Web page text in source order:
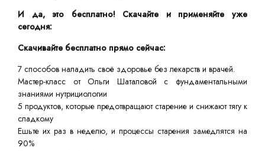
И да, это бесплатно! Скачайте и применяйте уже
сегодня:
Скачивайте бесплатно прямо сейчас:
7 способов наладить своё здоровье без лекарств и врачей.
Мастер-класс от Ольги Шаталовой с фундаментальными
знаниями нутрициологии
5 продуктов, которые предотвращают старение и снижают тягу к
сладкому
Ешьте их раз в неделю, и процессы старения замедлятся на
90%